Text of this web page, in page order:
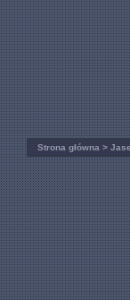
Strona główna >